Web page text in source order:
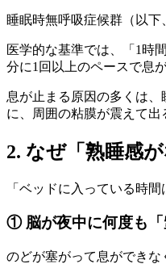
睡眠時無呼吸症候群（以
医学的な基準では、「1時
分に1回以上のペースで息
息が止まる原因の多くは
に、周囲の粘膜が震えて出
2. なぜ「熟睡感
「ベッドに入っている時
① 脳が夜中に何度も「
のどが塞がって息ができ